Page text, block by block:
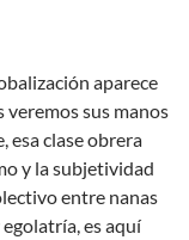
aparece
veremos sus manos
esa clase obrera
y la subjetividad
entre nanas
es aquí